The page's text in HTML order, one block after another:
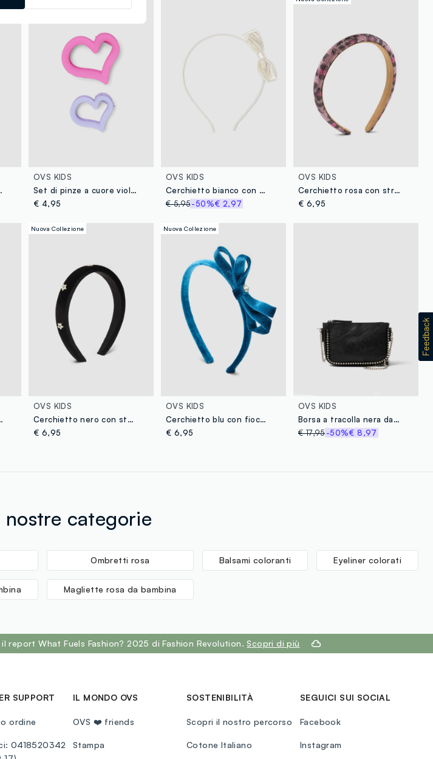
forma di fiore
OVS KIDS
Set di pinze a cuore viola e rosa per capelli per bambina e ragazza
€ 4,95
OVS KIDS
Cerchietto bianco con perline per bambine con fiocco
€ 5,95-50%€ 2,97
OVS KIDS
Cerchietto rosa con strass e fantasia animalier per bambina e ragazza
€ 6,95
per bambina
Nuova Collezione
OVS KIDS
Cerchietto nero con stelline applicate per bambina
€ 6,95
Nuova Collezione
OVS KIDS
Cerchietto blu con fiocco per bambina e ragazza
€ 6,95
OVS KIDS
Borsa a tracolla nera da bambina con dettagli metallici
€ 17,95-50%€ 8,97
categorie
Ombretti rosa Balsami coloranti Eyeliner colorati
Magliette rosa da bambina
What Fuels Fashion? 2025 di Fashion Revolution. Scopri di più
SUPPORT
ordine
0418520342
IL MONDO OVS
OVS ❤️ friends
Stampa
SOSTENIBILITÀ
Scopri il nostro percorso
Cotone Italiano
SEGUICI SUI SOCIAL
Facebook
Instagram